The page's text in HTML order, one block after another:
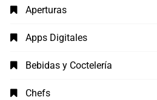
Aperturas
Apps Digitales
Bebidas y Coctelería
Chefs